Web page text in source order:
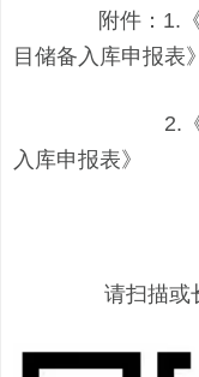
附件：1.《
目储备入库申报表》
2.《秦创
入库申报表》
请扫描或长